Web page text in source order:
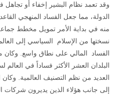
وقد تعمد نظام البشير إخفاء أو
الدولة، مما جعل الفساد المنهجي
منه في بداية الأمر تمويل مخطط
نسختها من الإسلام السياسي إلى
الفساد المالي على نطاق واسع. وكان
البلدان العشر الأكثر فساداً في
العديد من نظم التصنيف العالمية.
إلى جانب هؤلاء الذين يديرون شركات